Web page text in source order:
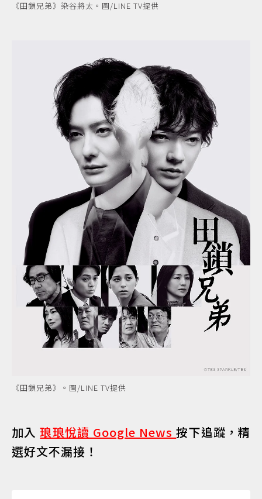
《田鎖兄弟》染谷將太。圖/LINE TV提供
《田鎖兄弟》。圖/LINE TV提供
加入琅琅悅讀 Google News按下追蹤，精
選好文不漏接！